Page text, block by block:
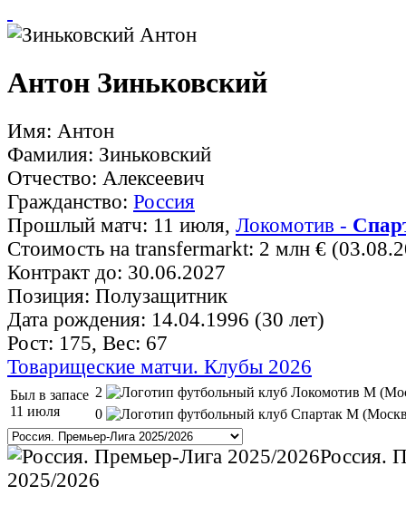
Антон Зиньковский
Имя: Антон
Фамилия: Зиньковский
Отчество: Алексеевич
Гражданство: Россия
Прошлый матч: 11 июля, Локомотив -
Стоимость на transfermarkt: 2 млн €
Контракт до: 30.06.2027
Позиция: Полузащитник
Дата рождения: 14.04.1996 (30 лет)
Рост: 175, Вес: 67
Товарищеские матчи. Клубы 2026
Был в запасе
11 июля
2
0
Россия.
2025/2026